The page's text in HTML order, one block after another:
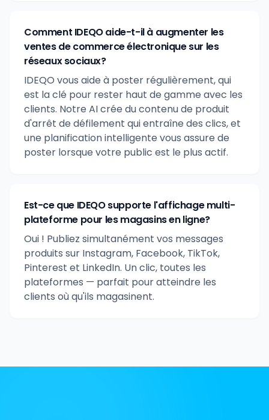
Comment IDEQO aide-t-il à augmenter les
ventes de commerce électronique sur les
réseaux sociaux?
IDEQO vous aide à poster régulièrement, qui
est la clé pour rester haut de gamme avec les
clients. Notre AI crée du contenu de produit
d'arrêt de défilement qui entraîne des clics, et
une planification intelligente vous assure de
poster lorsque votre public est le plus actif.
Est-ce que IDEQO supporte l'affichage multi-
plateforme pour les magasins en ligne?
Oui ! Publiez simultanément vos messages
produits sur Instagram, Facebook, TikTok,
Pinterest et LinkedIn. Un clic, toutes les
plateformes — parfait pour atteindre les
clients où qu'ils magasinent.